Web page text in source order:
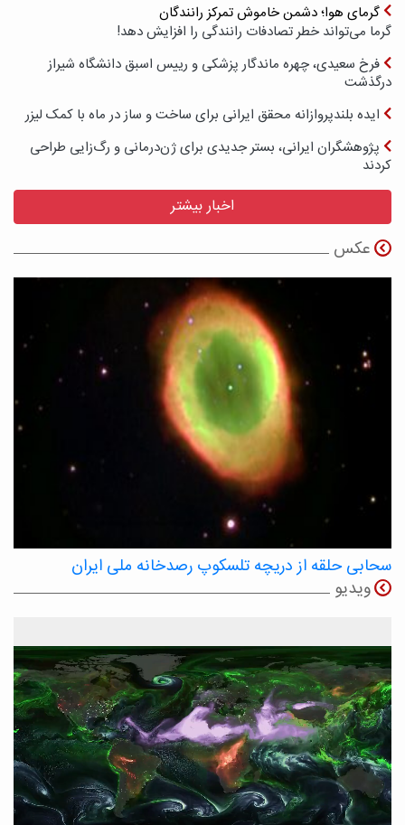
گرمای هوا؛ دشمن خاموش تمرکز رانندگان
گرما می‌تواند خطر تصادفات رانندگی را افزایش دهد!
فرخ سعیدی، چهره ماندگار پزشکی و رییس اسبق دانشگاه شیراز
درگذشت
ایده بلندپروازانه محقق ایرانی برای ساخت و ساز در ماه با کمک لیزر
پژوهشگران ایرانی، بستر جدیدی برای ژن‌درمانی و رگ‌زایی طراحی
کردند
اخبار بیشتر
عکس
سحابی حلقه از دریچه تلسکوپ رصدخانه ملی ایران
ویدیو